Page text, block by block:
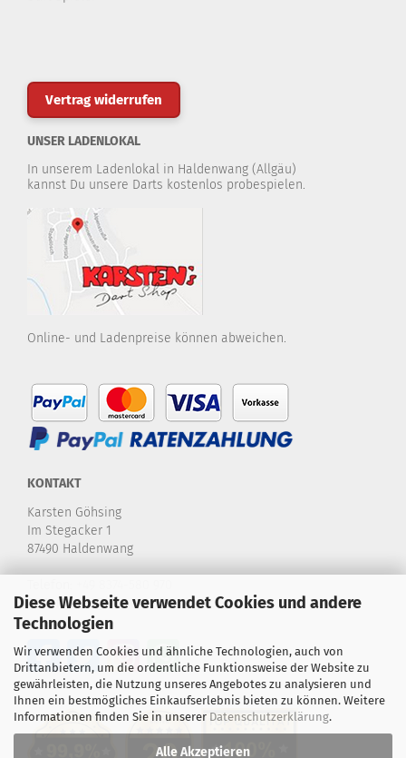
Diese Webseite verwendet Cookies und andere
Technologien
Wir verwenden Cookies und ähnliche Technologien, auch von
Drittanbietern, um die ordentliche Funktionsweise der Website zu
gewährleisten, die Nutzung unseres Angebotes zu analysieren und
Ihnen ein bestmögliches Einkaufserlebnis bieten zu können. Weitere
Informationen finden Sie in unserer Datenschutzerklärung.
Alle Akzeptieren
Vertrag widerrufen
UNSER LADENLOKAL
In unserem Ladenlokal in Haldenwang (Allgäu)
kannst Du unsere Darts kostenlos probespielen.
Online- und Ladenpreise können abweichen.
KONTAKT
Karsten Göhsing
Im Stegacker 1
87490 Haldenwang
E-Mail:info@karstensdartshop.de